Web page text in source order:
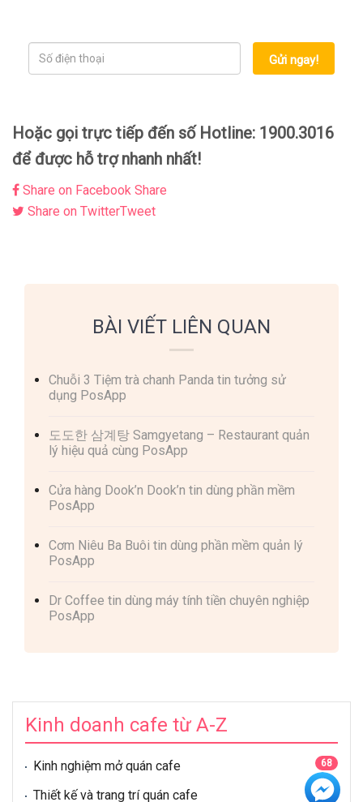
Gửi ngay!
Hoặc gọi trực tiếp đến số Hotline: 1900.3016
để được hỗ trợ nhanh nhất!
Share on Facebook Share
Share on TwitterTweet
BÀI VIẾT LIÊN QUAN
Chuỗi 3 Tiệm trà chanh Panda tin tưởng sử
dụng PosApp
도도한 삼계탕 Samgyetang – Restaurant quản
lý hiệu quả cùng PosApp
Cửa hàng Dook’n Dook’n tin dùng phần mềm
PosApp
Cơm Niêu Ba Buôi tin dùng phần mềm quản lý
PosApp
Dr Coffee tin dùng máy tính tiền chuyên nghiệp
PosApp
Kinh doanh cafe từ A-Z
Kinh nghiệm mở quán cafe 68
Thiết kế và trang trí quán cafe 28